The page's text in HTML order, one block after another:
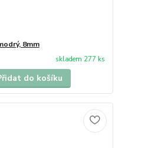
8mm
skladem 277 ks
do košíku